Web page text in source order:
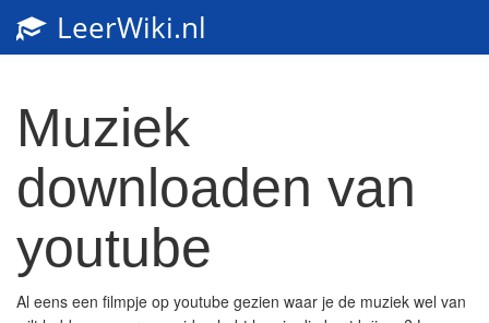
LeerWiki.nl
Muziek
downloaden van
youtube
Al eens een filmpje op youtube gezien waar je de muziek wel van